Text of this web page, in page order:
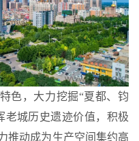
色，大力挖掘“夏都、钧
老城历史遗迹价值，积极
推动成为生产空间集约高